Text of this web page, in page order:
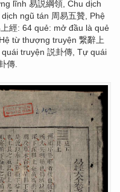
lĩnh 易説綱領, Chu dịch
ngũ tán 周易五贊, Phệ
經: 64 quẻ: mở đầu là quẻ
từ thượng truyện 繋辭上
truyện 説卦傳, Tự quái
傳.